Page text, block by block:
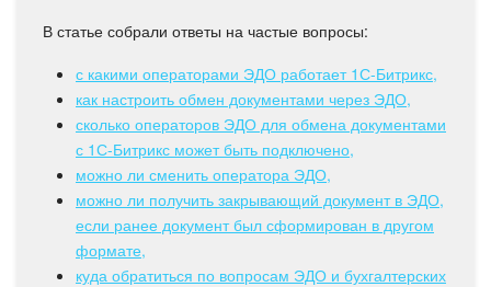
Мессенджер
Календарь
Диск
База знаний
Сайты
В статье собрали ответы на частые вопросы:
с какими операторами ЭДО работает 1С-Битрикс,
как настроить обмен документами через ЭДО,
сколько операторов ЭДО для обмена документами
с 1С-Битрикс может быть подключено,
можно ли сменить оператора ЭДО,
можно ли получить закрывающий документ в ЭДО,
если ранее документ был сформирован в другом
формате,
куда обратиться по вопросам ЭДО и бухгалтерских